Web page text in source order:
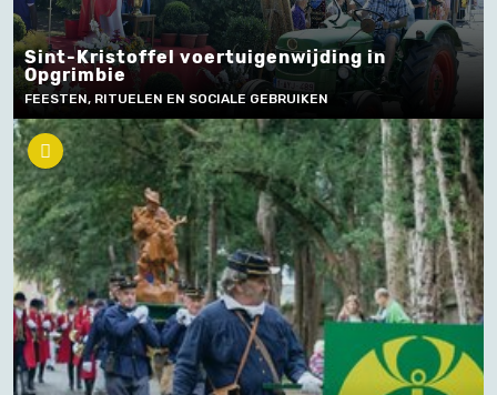
Sint-Kristoffel voertuigenwijding in
Opgrimbie
FEESTEN, RITUELEN EN SOCIALE GEBRUIKEN